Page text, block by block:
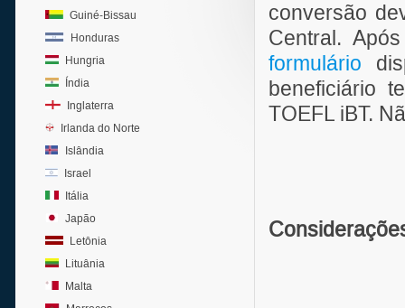
Guiné-Bissau
Honduras
Hungria
Índia
Inglaterra
Irlanda do Norte
Islândia
Israel
Itália
Japão
Letônia
Lituânia
Malta
conversão
Central.
formulário
beneficiário
TOEFL iBT.